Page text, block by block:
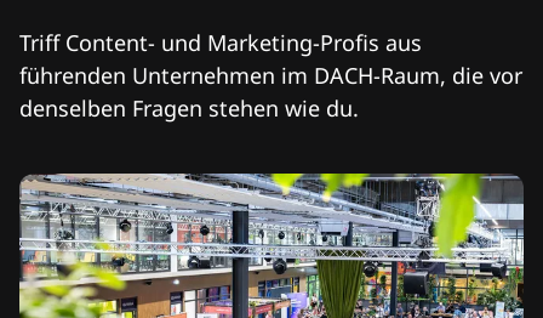
Triff Content- und Marketing-Profis aus
führenden Unternehmen im DACH-Raum, die vor
denselben Fragen stehen wie du.